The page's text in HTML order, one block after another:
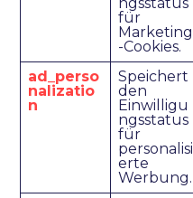
für
Marketing
-Cookies.
ad_perso
nalizatio
n
Speichert
den
Einwilligu
ngsstatus
für
personalisi
erte
Werbung.